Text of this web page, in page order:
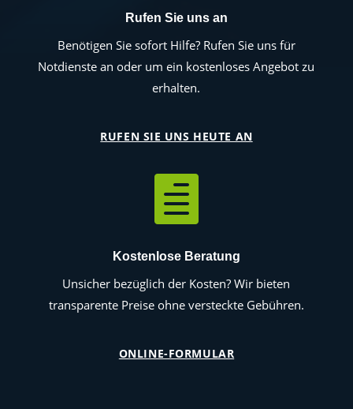
Rufen Sie uns an
Benötigen Sie sofort Hilfe? Rufen Sie uns für
Notdienste an oder um ein kostenloses Angebot zu
erhalten.
RUFEN SIE UNS HEUTE AN

Kostenlose Beratung
Unsicher bezüglich der Kosten? Wir bieten
transparente Preise ohne versteckte Gebühren.
ONLINE-FORMULAR